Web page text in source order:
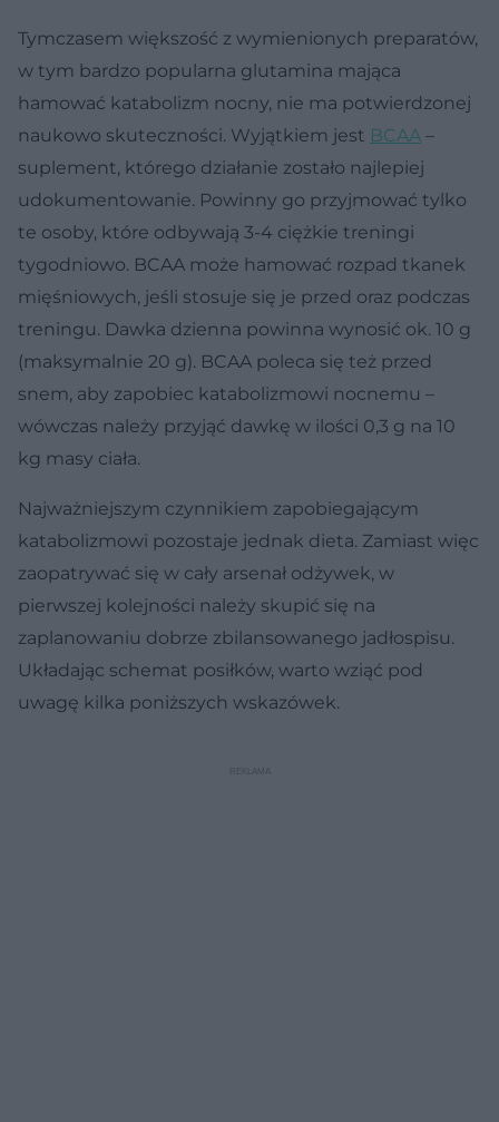
Tymczasem większość z wymienionych preparatów,
w tym bardzo popularna glutamina mająca
hamować katabolizm nocny, nie ma potwierdzonej
naukowo skuteczności. Wyjątkiem jest BCAA –
suplement, którego działanie zostało najlepiej
udokumentowanie. Powinny go przyjmować tylko
te osoby, które odbywają 3-4 ciężkie treningi
tygodniowo. BCAA może hamować rozpad tkanek
mięśniowych, jeśli stosuje się je przed oraz podczas
treningu. Dawka dzienna powinna wynosić ok. 10 g
(maksymalnie 20 g). BCAA poleca się też przed
snem, aby zapobiec katabolizmowi nocnemu –
wówczas należy przyjąć dawkę w ilości 0,3 g na 10
kg masy ciała.
Najważniejszym czynnikiem zapobiegającym
katabolizmowi pozostaje jednak dieta. Zamiast więc
zaopatrywać się w cały arsenał odżywek, w
pierwszej kolejności należy skupić się na
zaplanowaniu dobrze zbilansowanego jadłospisu.
Układając schemat posiłków, warto wziąć pod
uwagę kilka poniższych wskazówek.